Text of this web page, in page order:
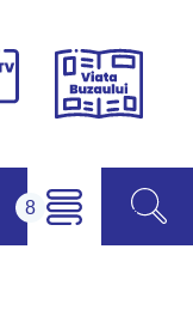
Campus
Viața